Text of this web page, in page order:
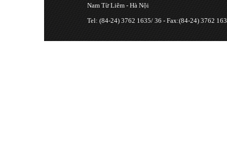
Nam Từ Liêm - Hà Nội
Tel: (84-24) 3762 1635/ 36 - Fax:(84-24) 3762